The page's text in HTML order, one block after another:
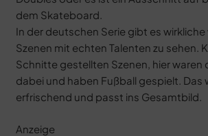
dem Skateboard.
In der deutschen Serie gibt es
Szenen mit echten Talenten zu sehen.
Schnitte gestellten Szenen, hier waren
dabei und haben Fußball gespielt. Das
erfrischend und passt ins Gesamtbild.
Anzeige